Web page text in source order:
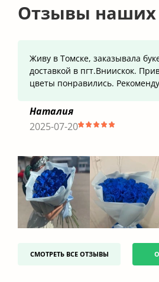
Отзывы наших
Живу в Томске, заказывала
доставкой в пгт.Вниискок.
цветы понравились.
Наталия
2025-07-20
СМОТРЕТЬ ВСЕ ОТЗЫВЫ